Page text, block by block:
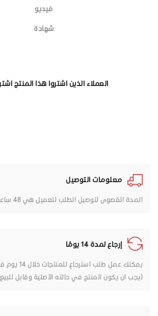
فيديو
شهادة
العملاء الذين اشتروا هذا المنتج
معلومات التوصيل
المدة القصوى لتوصيل الطلب للعميل هي 48 ساعه من تاريخ الطلب .
إرجاع لمدة 14 يومًا
يمكنك عمل طلب
(يجب ان يكون المنتج في حالته الأصلية وقابل